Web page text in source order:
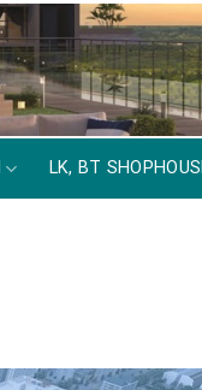
LK, BT